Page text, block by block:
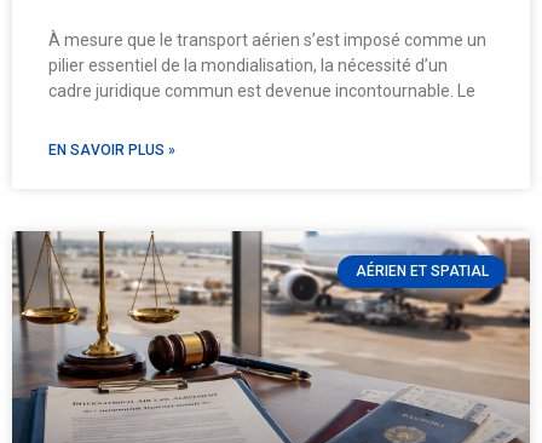
À mesure que le transport aérien s’est imposé comme un
pilier essentiel de la mondialisation, la nécessité d’un
cadre juridique commun est devenue incontournable. Le
EN SAVOIR PLUS »
AÉRIEN ET SPATIAL